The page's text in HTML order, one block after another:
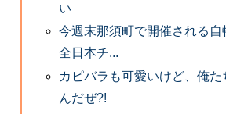
い
今週末那須町で開催される
全日本チ...
カピバラも可愛いけど、俺た
んだぜ?!